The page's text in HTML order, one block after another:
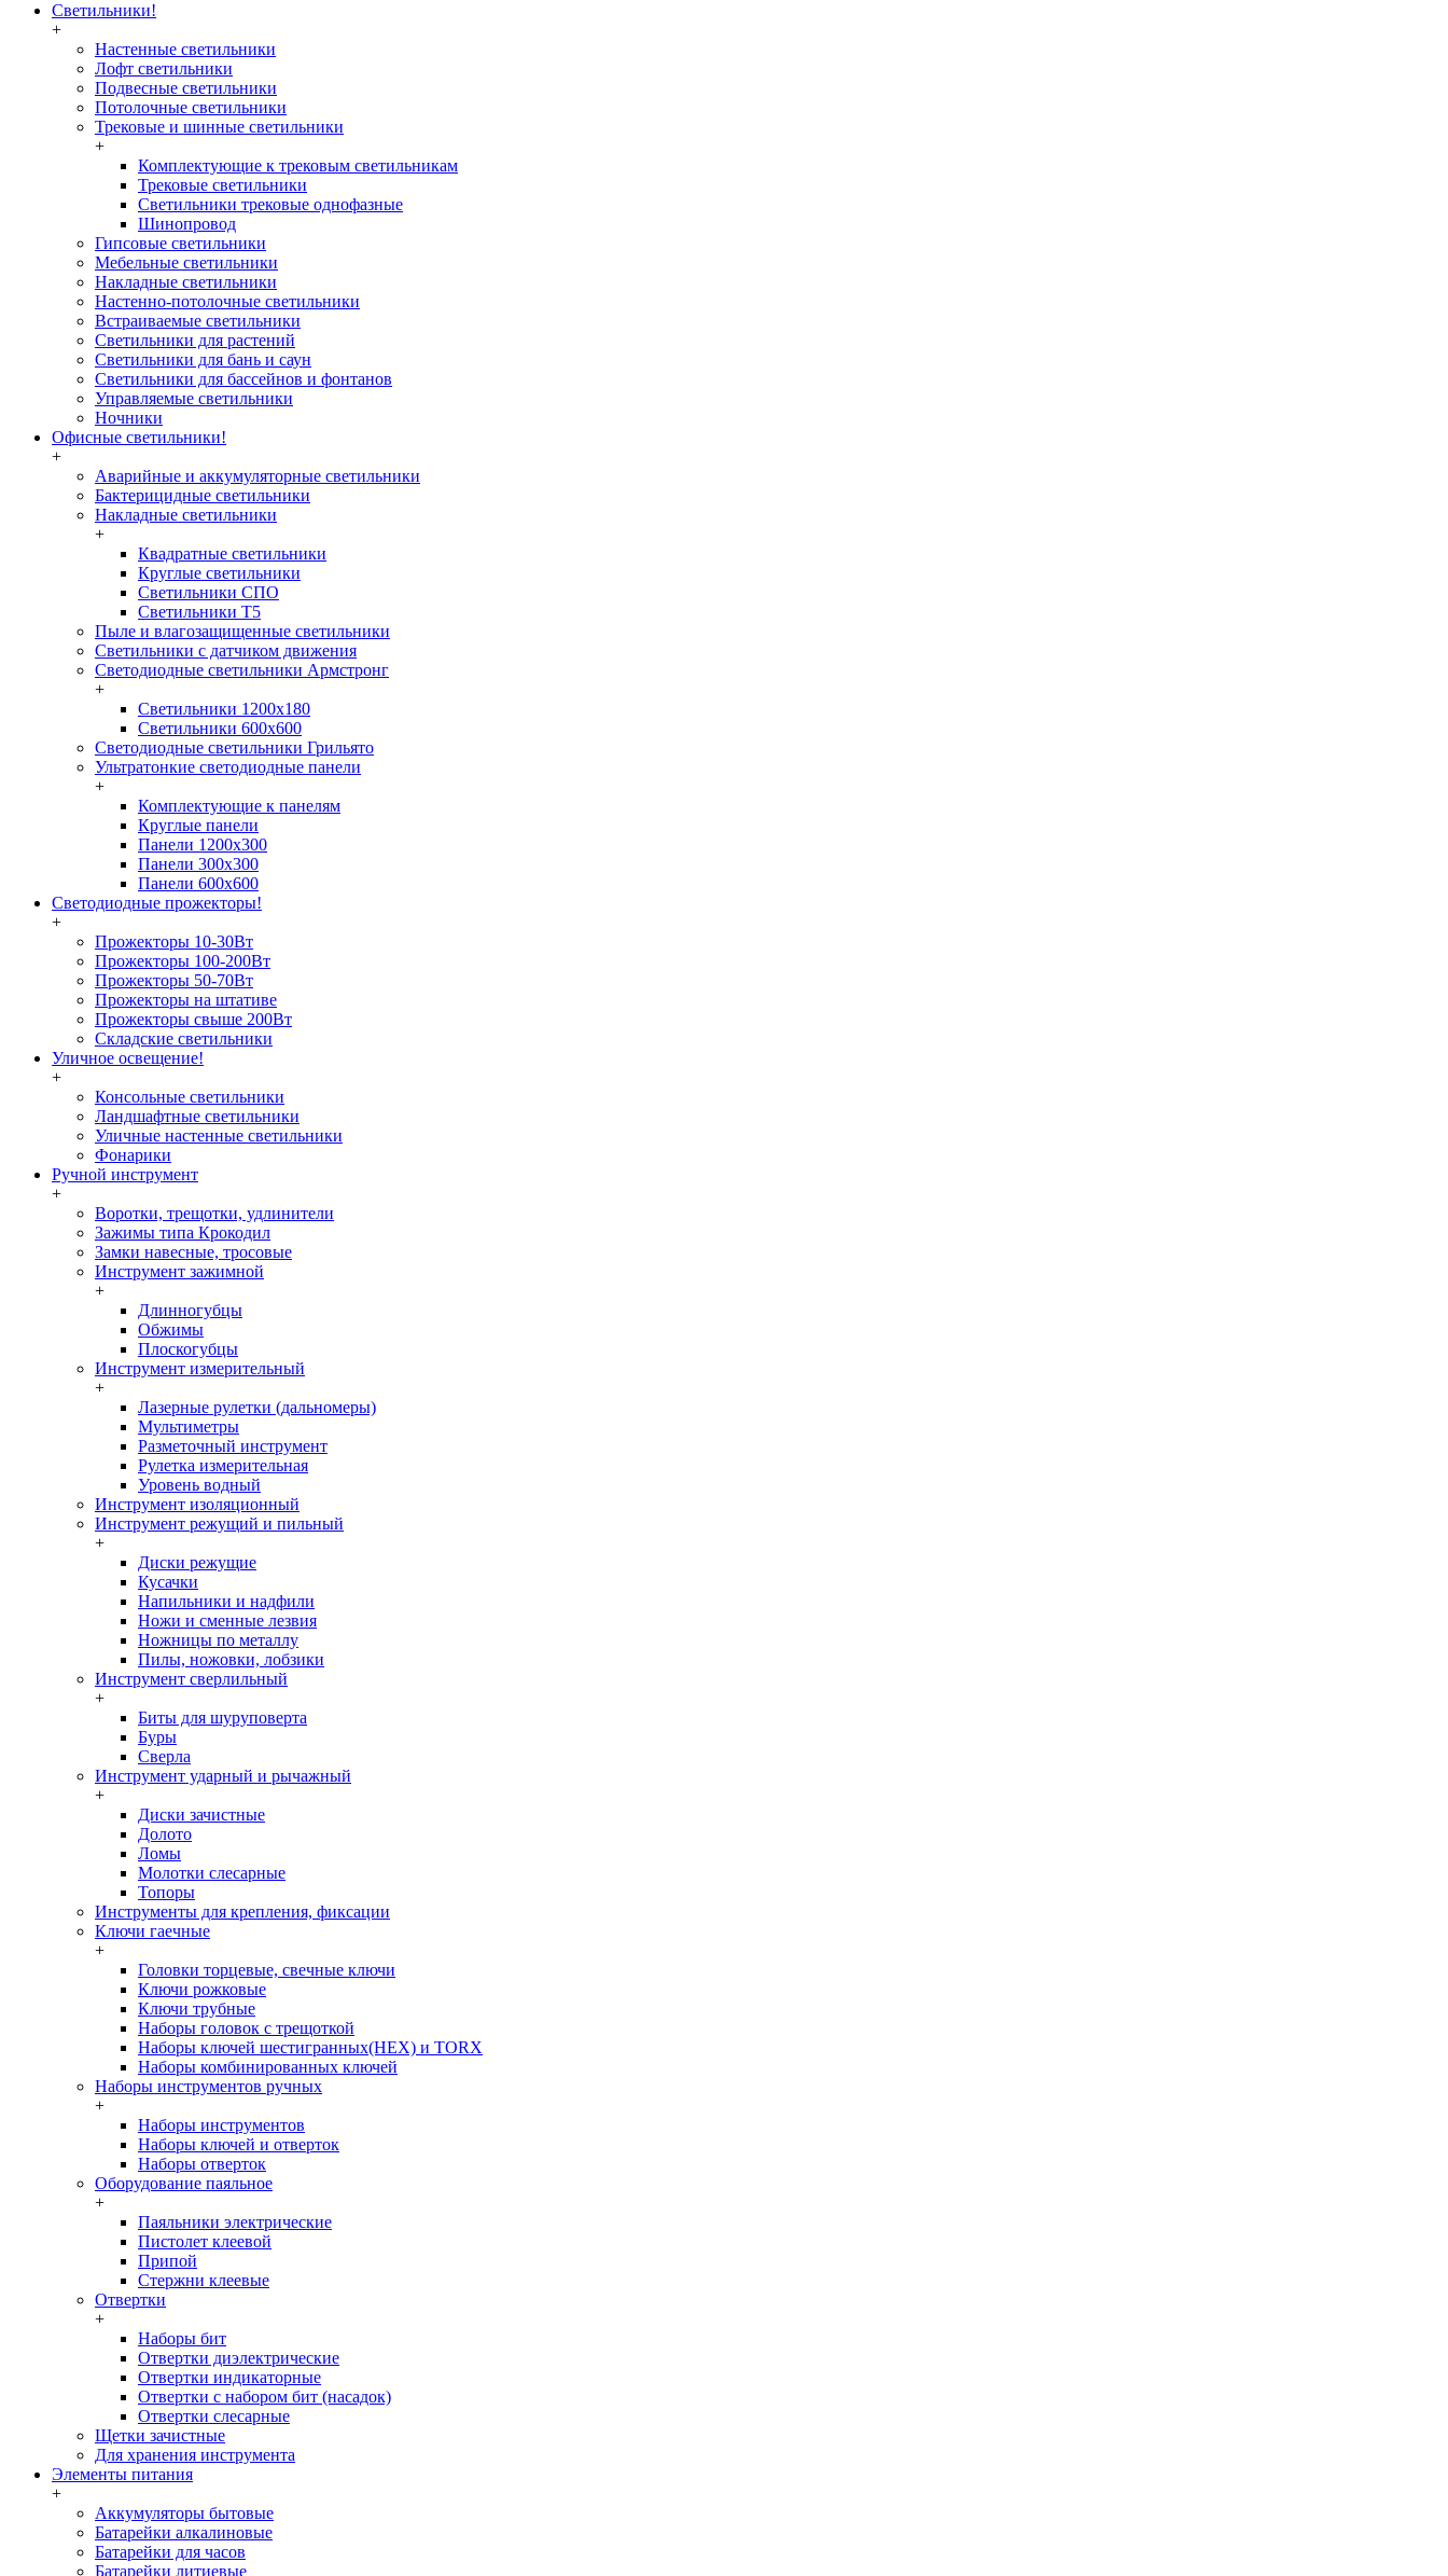
Светильники!
+
Настенные светильники
Лофт светильники
Подвесные светильники
Потолочные светильники
Трековые и шинные светильники
+
Комплектующие к трековым светильникам
Трековые светильники
Светильники трековые однофазные
Шинопровод
Гипсовые светильники
Мебельные светильники
Накладные светильники
Настенно-потолочные светильники
Встраиваемые светильники
Светильники для растений
Светильники для бань и саун
Светильники для бассейнов и фонтанов
Управляемые светильники
Ночники
Офисные светильники!
+
Аварийные и аккумуляторные светильники
Бактерицидные светильники
Накладные светильники
+
Квадратные светильники
Круглые светильники
Светильники СПО
Светильники Т5
Пыле и влагозащищенные светильники
Светильники с датчиком движения
Светодиодные светильники Армстронг
+
Светильники 1200х180
Светильники 600х600
Светодиодные светильники Грильято
Ультратонкие светодиодные панели
+
Комплектующие к панелям
Круглые панели
Панели 1200х300
Панели 300х300
Панели 600х600
Светодиодные прожекторы!
+
Прожекторы 10-30Вт
Прожекторы 100-200Вт
Прожекторы 50-70Вт
Прожекторы на штативе
Прожекторы свыше 200Вт
Складские светильники
Уличное освещение!
+
Консольные светильники
Ландшафтные светильники
Уличные настенные светильники
Фонарики
Ручной инструмент
+
Воротки, трещотки, удлинители
Зажимы типа Крокодил
Замки навесные, тросовые
Инструмент зажимной
+
Длинногубцы
Обжимы
Плоскогубцы
Инструмент измерительный
+
Лазерные рулетки (дальномеры)
Мультиметры
Разметочный инструмент
Рулетка измерительная
Уровень водный
Инструмент изоляционный
Инструмент режущий и пильный
+
Диски режущие
Кусачки
Напильники и надфили
Ножи и сменные лезвия
Ножницы по металлу
Пилы, ножовки, лобзики
Инструмент сверлильный
+
Биты для шуруповерта
Буры
Сверла
Инструмент ударный и рычажный
+
Диски зачистные
Долото
Ломы
Молотки слесарные
Топоры
Инструменты для крепления, фиксации
Ключи гаечные
+
Головки торцевые, свечные ключи
Ключи рожковые
Ключи трубные
Наборы головок c трещоткой
Наборы ключей шестигранных(HEX) и TORX
Наборы комбинированных ключей
Наборы инструментов ручных
+
Наборы инструментов
Наборы ключей и отверток
Наборы отверток
Оборудование паяльное
+
Паяльники электрические
Пистолет клеевой
Припой
Стержни клеевые
Отвертки
+
Наборы бит
Отвертки диэлектрические
Отвертки индикаторные
Отвертки с набором бит (насадок)
Отвертки слесарные
Щетки зачистные
Для хранения инструмента
Элементы питания
+
Аккумуляторы бытовые
Батарейки алкалиновые
Батарейки для часов
Батарейки литиевые